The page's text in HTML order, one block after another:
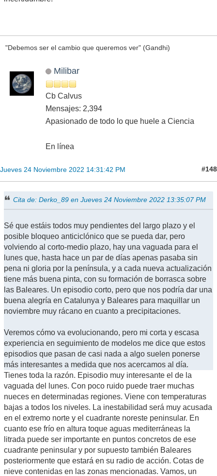
"Debemos ser el cambio que queremos ver" (Gandhi)
Milibar
Cb Calvus
Mensajes: 2,394
Apasionado de todo lo que huele a Ciencia
En línea
Jueves 24 Noviembre 2022 14:31:42 PM #148
Cita de: Derko_89 en Jueves 24 Noviembre 2022 13:35:07 PM
Sé que estáis todos muy pendientes del largo plazo y el
posible bloqueo anticiclónico que se pueda dar, pero
volviendo al corto-medio plazo, hay una vaguada para el
lunes que, hasta hace un par de días apenas pasaba sin
pena ni gloria por la península, y a cada nueva actualización
tiene más buena pinta, con su formación de borrasca sobre
las Baleares. Un episodio corto, pero que nos podría dar una
buena alegría en Catalunya y Baleares para maquillar un
noviembre muy rácano en cuanto a precipitaciones.
Veremos cómo va evolucionando, pero mi corta y escasa
experiencia en seguimiento de modelos me dice que estos
episodios que pasan de casi nada a algo suelen ponerse
más interesantes a medida que nos acercamos al día.
Tienes toda la razón. Episodio muy interesante el de la
vaguada del lunes. Con poco ruido puede traer muchas
nueces en determinadas regiones. Viene con temperaturas
bajas a todos los niveles. La inestabilidad será muy acusada
en el extremo norte y el cuadrante noreste peninsular. En
cuanto ese frío en altura toque aguas mediterráneas la
litrada puede ser importante en puntos concretos de ese
cuadrante peninsular y por supuesto también Baleares
posteriormente que estará en su radio de acción. Cotas de
nieve contenidas en las zonas mencionadas. Vamos, un